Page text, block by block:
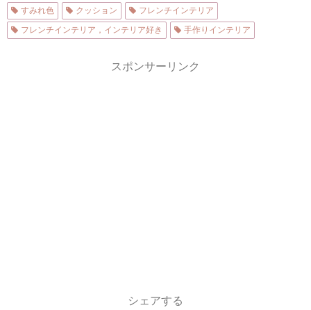
すみれ色 クッション
フレンチインテリア
フレンチインテリア，インテリア好き
手作りインテリア
スポンサーリンク
シェアする